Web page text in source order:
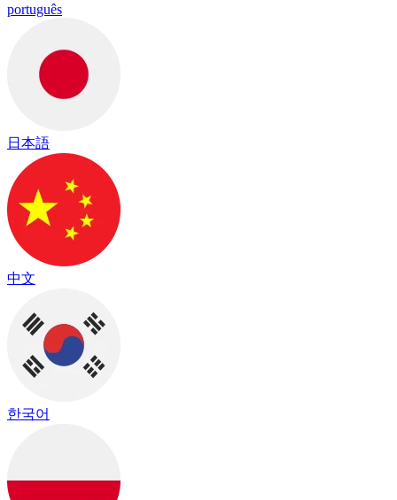
português
日本語
中文
한국어